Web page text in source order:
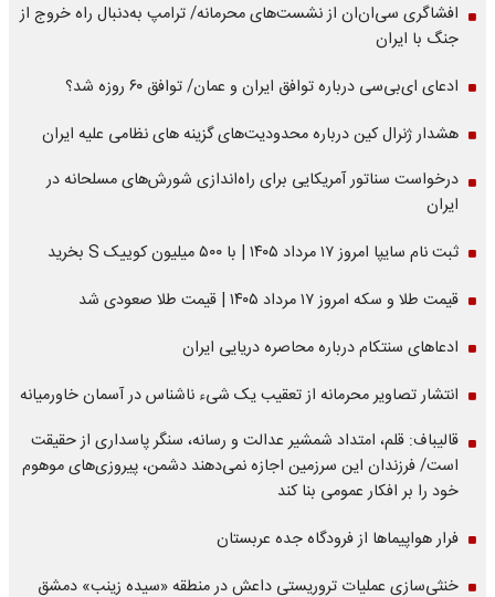
افشاگری سی‌ان‌ان از نشست‌های محرمانه/ ترامپ به‌دنبال راه خروج از
جنگ با ایران
ادعای ای‌بی‌سی درباره توافق ایران و عمان/ توافق ۶۰ روزه شد؟
هشدار ژنرال کین درباره محدودیت‌های گزینه های نظامی علیه ایران
درخواست سناتور آمریکایی برای راه‌اندازی شورش‌های مسلحانه در
ایران
ثبت نام سایپا امروز ۱۷ مرداد ۱۴۰۵ | با ۵۰۰ میلیون کوییک S بخرید
قیمت طلا و سکه امروز ۱۷ مرداد ۱۴۰۵ | قیمت طلا صعودی شد
ادعاهای سنتکام درباره محاصره دریایی ایران
انتشار تصاویر محرمانه از تعقیب یک شیء ناشناس در آسمان خاورمیانه
قالیباف: قلم، امتداد شمشیر عدالت و رسانه، سنگر پاسداری از حقیقت
است/ فرزندان این سرزمین اجازه نمی‌دهند دشمن، پیروزی‌های موهوم
خود را بر افکار عمومی بنا کند
فرار هواپیماها از فرودگاه جده عربستان
خنثی‌سازی عملیات تروریستی داعش در منطقه «سیده زینب» دمشق